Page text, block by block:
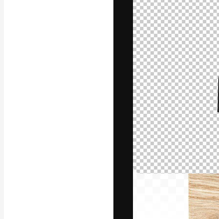
La piattaforma
migliori lavori.
creativi,
Italiano
Copyright ©